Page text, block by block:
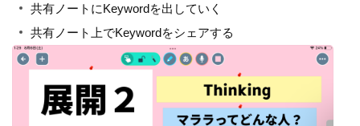
共有ノートにKeywordを出していく
共有ノート上でKeywordをシェアする